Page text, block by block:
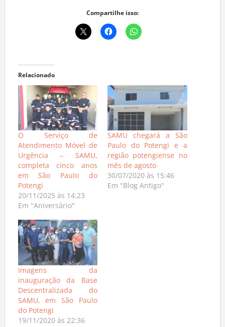
Compartilhe isso:
Relacionado
O Serviço de
Atendimento Móvel de
Urgência – SAMU,
completa cinco anos
em São Paulo do
Potengi
20/11/2025 às 14:23
Em "Aniversário"
SAMU chegará a São
Paulo do Potengi e a
região potengiense no
mês de agosto
30/07/2020 às 15:46
Em "Blog Antigo"
Imagens da
inauguração da Base
Descentralizada do
SAMU, em São Paulo
do Potengi
19/11/2020 às 22:36